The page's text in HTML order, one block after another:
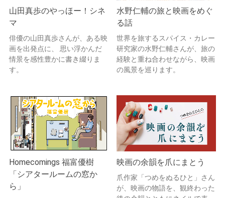
山田真歩のやっほー！シネ
マ
俳優の山田真歩さんが、ある映
画を出発点に、 思い浮かんだ
情景を感性豊かに書き綴りま
す。
水野仁輔の旅と映画をめぐ
る話
世界を旅するスパイス・カレー
研究家の水野仁輔さんが、旅の
経験と重ね合わせながら、映画
の風景を巡ります。
Homecomings 福富優樹
「シアタールームの窓か
ら」
映画の余韻を爪にまとう
爪作家「つめをぬるひと」さん
が、映画の物語を、観終わった